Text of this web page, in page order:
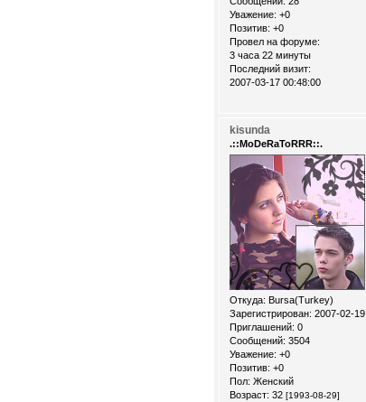
Уважение: +0
Позитив: +0
Провел на форуме:
3 часа 22 минуты
Последний визит:
2007-03-17 00:48:00
kisunda
.::MoDeRaToRRR::.
Откуда: Bursa(Turkey)
Зарегистрирован: 2007-02-19
Приглашений: 0
Сообщений: 3504
Уважение: +0
Позитив: +0
Пол: Женский
Возраст: 32 [1993-08-29]